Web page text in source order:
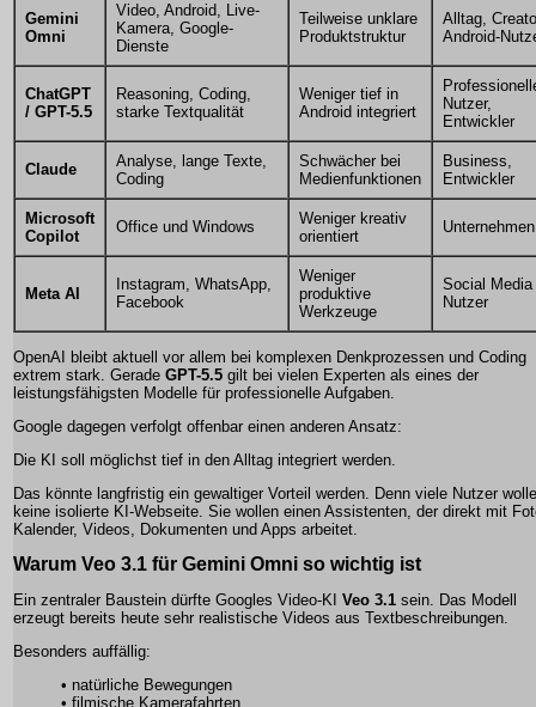
Gemini
Omni
Video, Android, Live-
Kamera, Google-
Dienste
Teilweise unklare
Produktstruktur
Alltag,
Android-
ChatGPT
/ GPT-5.5
Reasoning, Coding,
starke Textqualität
Weniger tief in
Android integriert
Nutzer,
Entwickler
Claude
Analyse, lange Texte,
Coding
Schwächer bei
Medienfunktionen
Business,
Entwickler
Microsoft
Copilot
Office und Windows
Weniger kreativ
orientiert
Unternehmen
Meta AI
Instagram, WhatsApp,
Facebook
Weniger
produktive
Werkzeuge
Social Media
Nutzer
OpenAI bleibt aktuell vor allem bei komplexen Denkprozessen und Coding
extrem stark. Gerade GPT-5.5 gilt bei vielen Experten als eines der
leistungsfähigsten Modelle für professionelle Aufgaben.
Google dagegen verfolgt offenbar einen anderen Ansatz:
Die KI soll möglichst tief in den Alltag integriert werden.
Das könnte langfristig ein gewaltiger Vorteil werden. Denn viele Nutzer
keine isolierte KI-Webseite. Sie wollen einen Assistenten, der direkt mit
Kalender, Videos, Dokumenten und Apps arbeitet.
Warum Veo 3.1 für Gemini Omni so wichtig ist
Ein zentraler Baustein dürfte Googles Video-KI Veo 3.1 sein. Das Modell
erzeugt bereits heute sehr realistische Videos aus Textbeschreibungen.
Besonders auffällig:
• natürliche Bewegungen
• filmische Kamerafahrten